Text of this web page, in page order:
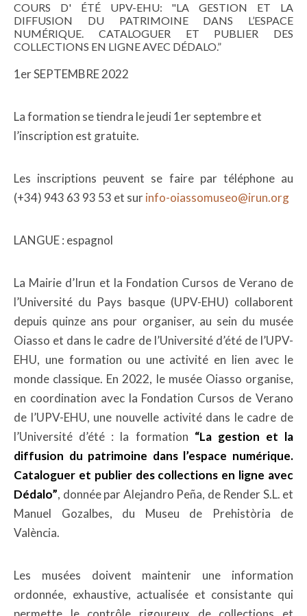
COURS D' ÉTÉ UPV-EHU: "LA GESTION ET LA
DIFFUSION DU PATRIMOINE DANS L’ESPACE
NUMÉRIQUE. CATALOGUER ET PUBLIER DES
COLLECTIONS EN LIGNE AVEC DÉDALO.”
1er SEPTEMBRE 2022
La formation se tiendra le jeudi 1er septembre et
l’inscription est gratuite.
Les inscriptions peuvent se faire par téléphone au
(+34) 943 63 93 53 et surinfo-oiassomuseo@irun.org
LANGUE : espagnol
La Mairie d’Irun et la Fondation Cursos de Verano de
l’Université du Pays basque (UPV-EHU) collaborent
depuis quinze ans pour organiser, au sein du musée
Oiasso et dans le cadre de l’Université d’été de l’UPV-
EHU, une formation ou une activité en lien avec le
monde classique. En 2022, le musée Oiasso organise,
en coordination avec la Fondation Cursos de Verano
de l’UPV-EHU, une nouvelle activité dans le cadre de
l’Université d’été : la formation “La gestion et la
diffusion du patrimoine dans l’espace numérique.
Cataloguer et publier des collections en ligne avec
Dédalo”, donnée par Alejandro Peña, de Render S.L. et
Manuel Gozalbes, du Museu de Prehistòria de
València.
Les musées doivent maintenir une information
ordonnée, exhaustive, actualisée et consistante qui